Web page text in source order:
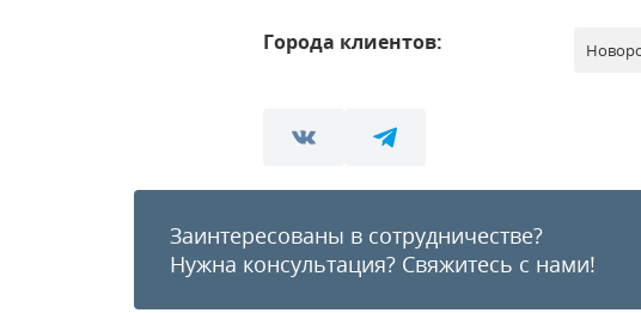
Города клиентов:
Заинтересованы в сотрудничестве?
Нужна консультация? Свяжитесь с нами!